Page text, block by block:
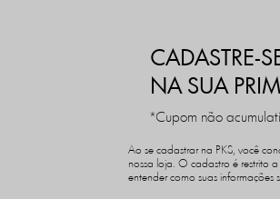
CADASTRE-
NA SUA
*Cupom não
Ao se cadastrar na PKS, você
nossa loja. O cadastro é restrito
entender como suas